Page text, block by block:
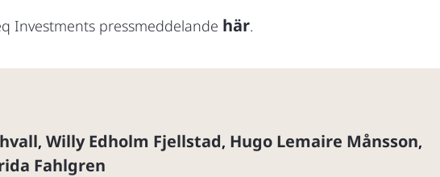
Investments pressmeddelande här.
, Willy Edholm Fjellstad, Hugo Lemaire Månsson,
Fahlgren